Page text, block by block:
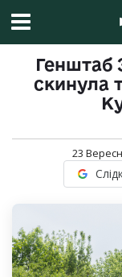
Генштаб
скинула
23